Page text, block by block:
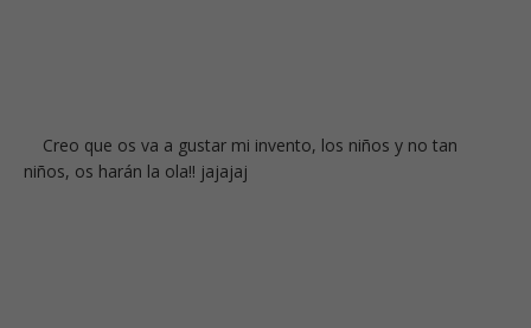
Creo que os va a gustar mi invento, los niños y no tan
niños, os harán la ola!! jajajaj